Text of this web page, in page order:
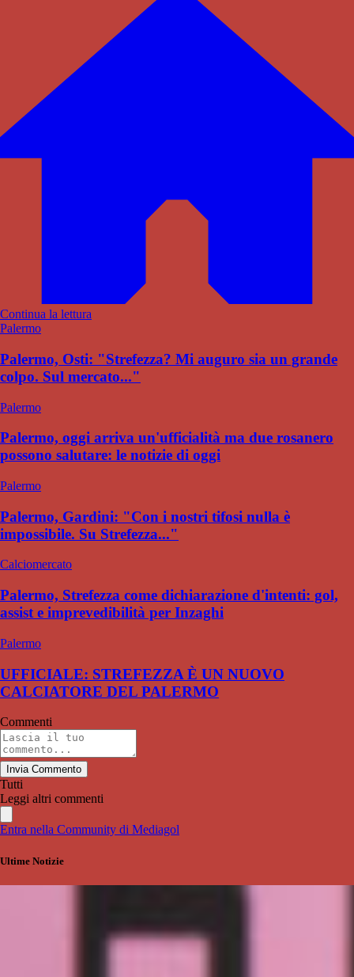
Continua la lettura
Palermo
Palermo, Osti: "Strefezza? Mi auguro sia un grande
colpo. Sul mercato..."
Palermo
Palermo, oggi arriva un'ufficialità ma due rosanero
possono salutare: le notizie di oggi
Palermo
Palermo, Gardini: "Con i nostri tifosi nulla è
impossibile. Su Strefezza..."
Calciomercato
Palermo, Strefezza come dichiarazione d'intenti: gol,
assist e imprevedibilità per Inzaghi
Palermo
UFFICIALE: STREFEZZA È UN NUOVO
CALCIATORE DEL PALERMO
Commenti
Invia Commento
Tutti
Leggi altri commenti
Entra nella Community di Mediagol
Ultime Notizie